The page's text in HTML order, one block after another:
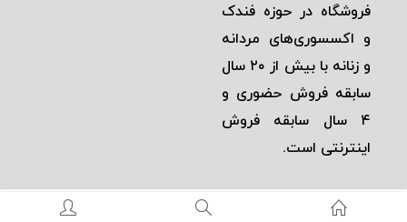
فروشگاه در حوزه فندک
و اكسسوری‌های مردانه
و زنانه با بيش از ٢٠ سال
سابقه فروش حضوری و
٤ سال سابقه فروش
اينترنتی است.